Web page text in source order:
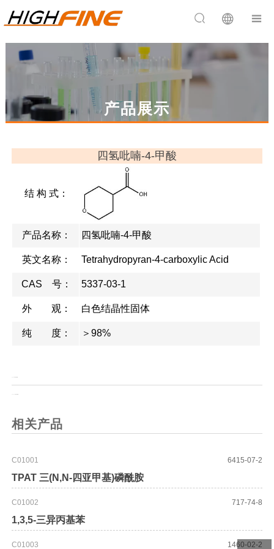
 
产品展示
四氢吡喃-4-甲酸
结 构 式：
产品名称： 四氢吡喃-4-甲酸
英文名称： Tetrahydropyran-4-carboxylic Acid
CAS 号： 5337-03-1
外 观： 白色结晶性固体
纯 度： ＞98%
相关产品
C01001
TPAT 三(N,N-四亚甲基)磷酰胺
6415-07-2
C01002
1,3,5-三异丙基苯
717-74-8
C01003 1460-02-2